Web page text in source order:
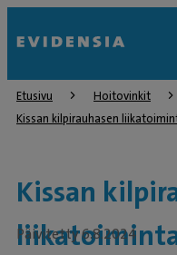
Etusivu Hoitovinkit
Kissan kilpirauhasen
Kissan
Päivitetty 6.8.2024